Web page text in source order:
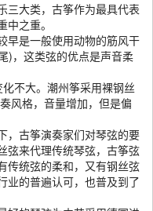
大类，古筝作为最具代表
之重。
是一般使用动物的筋风干
)，这类弦的优点是声音柔
不大。潮州筝采用裸钢丝
风格，音量增加，但是偏
古筝演奏家们对琴弦的要
弦来代理传统琴弦，古筝弦
传统弦的柔和，又有钢丝弦
业的普遍认可，也普及到了